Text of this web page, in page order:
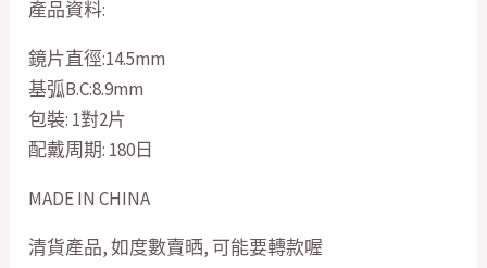
產品資料:
鏡片直徑:14.5mm
基弧B.C:8.9mm
包裝: 1對2片
配戴周期: 180日
MADE IN CHINA
清貨產品, 如度數賣晒, 可能要轉款喔